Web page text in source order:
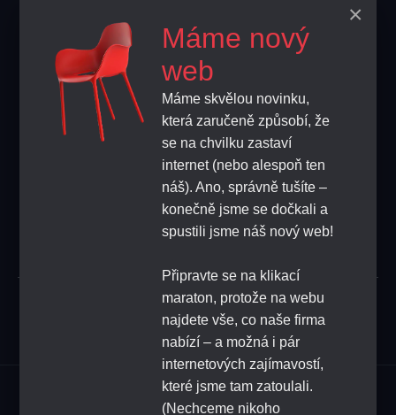
Máme nový
web
Máme skvělou novinku,
která zaručeně způsobí, že
se na chvilku zastaví
internet (nebo alespoň ten
náš). Ano, správně tušíte –
konečně jsme se dočkali a
spustili jsme náš nový web!
Připravte se na klikací
maraton, protože na webu
najdete vše, co naše firma
nabízí – a možná i pár
internetových zajímavostí,
které jsme tam zatoulali.
(Nechceme nikoho
×
FEEDBACK
SUBSCRIBE
Submit
Assortment